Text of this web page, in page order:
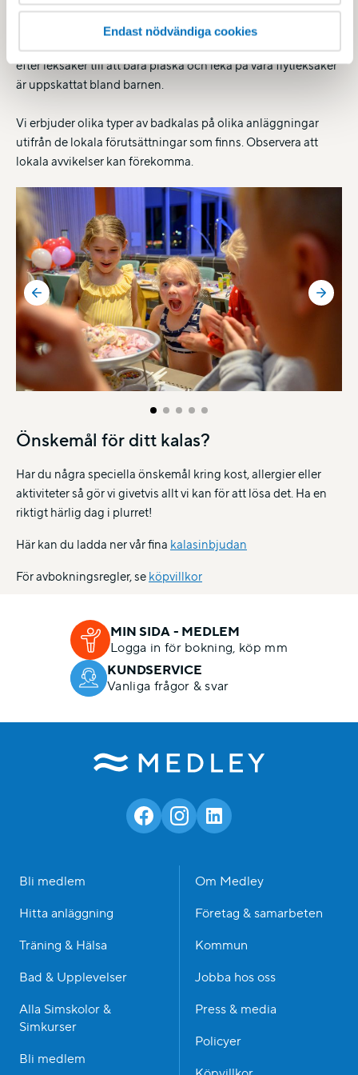
Endast nödvändiga cookies
krävs är badkläder och ett glatt badhumör. Lekar och
aktiviteter på badkalaset bestämmer du själv och vad som
passar varierar givetvis beroende på ålder. Allt från att dyka
efter leksaker till att bara plaska och leka på våra flytleksaker
är uppskattat bland barnen.
Vi erbjuder olika typer av badkalas på olika anläggningar
utifrån de lokala förutsättningar som finns. Observera att
lokala avvikelser kan förekomma.
Önskemål för ditt kalas?
Har du några speciella önskemål kring kost, allergier eller
aktiviteter så gör vi givetvis allt vi kan för att lösa det. Ha en
riktigt härlig dag i plurret!
Här kan du ladda ner vår fina kalasinbjudan
För avbokningsregler, seköpvillkor
MIN SIDA - MEDLEM
Logga in för bokning, köp mm
KUNDSERVICE
Vanliga frågor & svar
Bli medlem
Hitta anläggning
Träning & Hälsa
Bad & Upplevelser
Alla Simskolor &
Simkurser
Bli medlem
Om Medley
Företag & samarbeten
Kommun
Jobba hos oss
Press & media
Policyer